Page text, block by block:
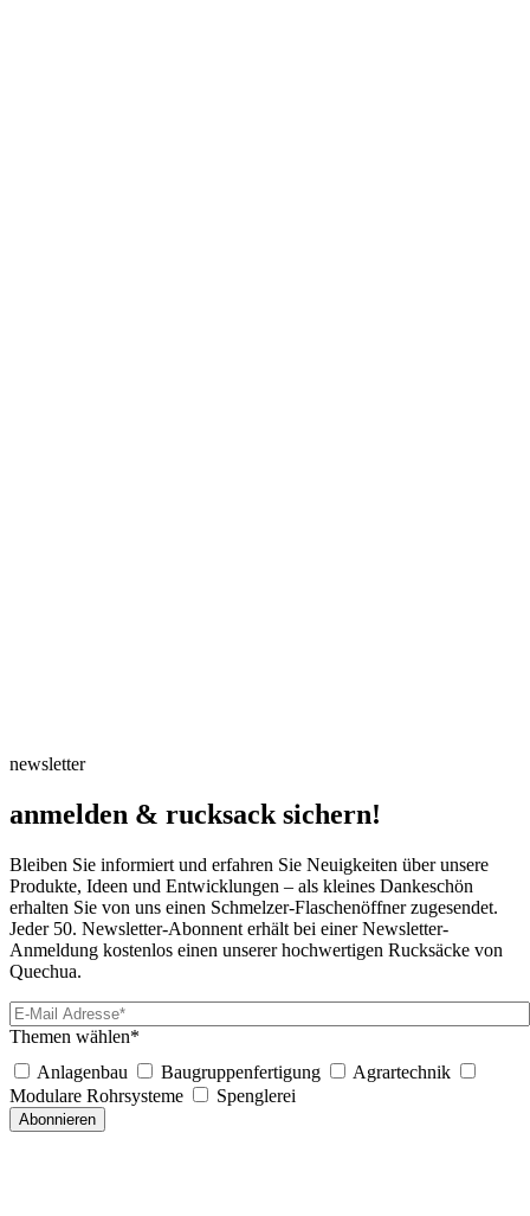
newsletter
anmelden & rucksack sichern!
Bleiben Sie informiert und erfahren Sie Neuigkeiten über unsere
Produkte, Ideen und Entwicklungen – als kleines Dankeschön
erhalten Sie von uns einen Schmelzer-Flaschenöffner zugesendet.
Jeder 50. Newsletter-Abonnent erhält bei einer Newsletter-
Anmeldung kostenlos einen unserer hochwertigen Rucksäcke von
Quechua.
Themen wählen*
Anlagenbau
Baugruppenfertigung
Agrartechnik
Modulare Rohrsysteme
Spenglerei
Abonnieren